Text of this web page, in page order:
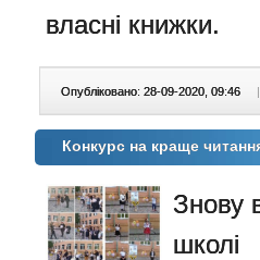
власні книжки.
Опубліковано: 28-09-2020, 09:46 |
Конкурс на краще
Знову